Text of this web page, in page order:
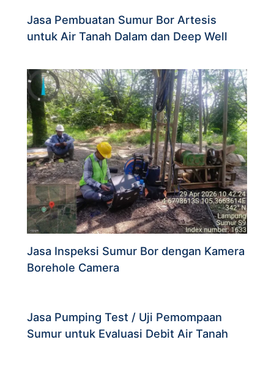
Jasa Pembuatan Sumur Bor Artesis
untuk Air Tanah Dalam dan Deep Well
Jasa Inspeksi Sumur Bor dengan Kamera
Borehole Camera
Jasa Pumping Test / Uji Pemompaan
Sumur untuk Evaluasi Debit Air Tanah